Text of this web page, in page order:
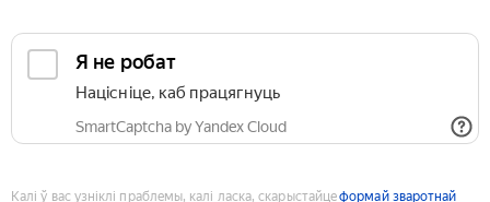
Я не робат
Націсніце, каб працягнуць
SmartCaptcha by Yandex Cloud
Калі ў вас узніклі праблемы, калі ласка, скарыстайцеформай зваротнай